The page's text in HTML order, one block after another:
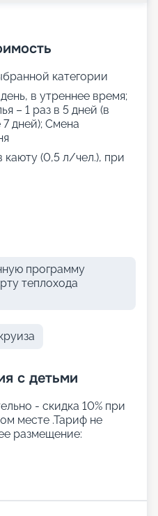
категории
в утреннее время;
– 1 раз в 5 дней (в
дней); Смена
каюту (0,5 л/чел.), при
программу
теплохода
с детьми
- скидка 10% при
месте .Тариф не
размещение: